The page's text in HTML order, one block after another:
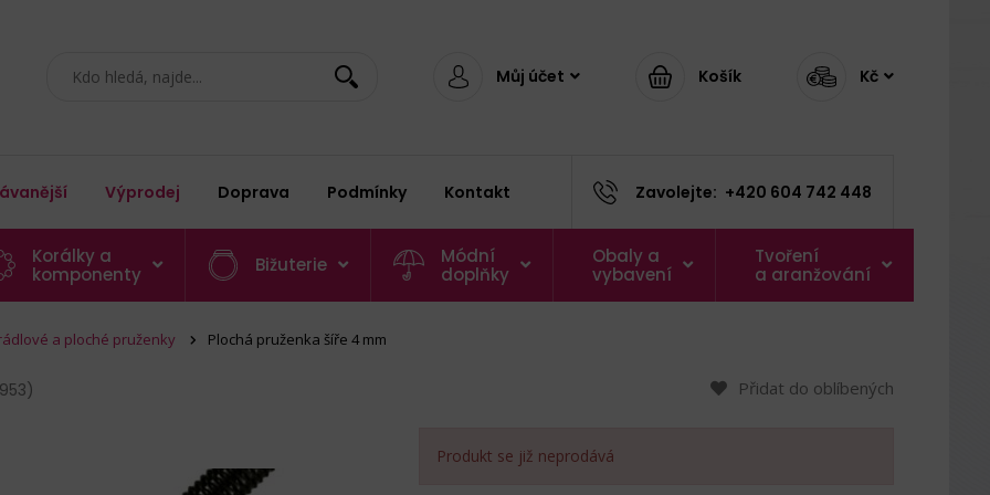
Můj účet Košík Kč
Výprodej Doprava Podmínky Kontakt Zavolejte: +420 604 742 448
Korálky a
komponenty
Bižuterie
Módní
doplňky
Obaly a
vybavení
Tvoření
a aranžování
a ploché pruženky Plochá pruženka šíře 4 mm
Přidat do oblíbených
Produkt se již neprodává